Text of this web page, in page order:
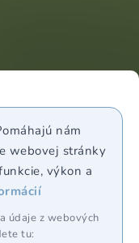
nám
webovej stránky
výkon a
údaje z webových
tu: